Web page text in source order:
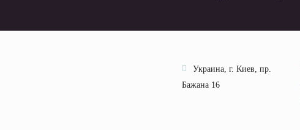
Украина, г. Киев, пр.
Бажана 16